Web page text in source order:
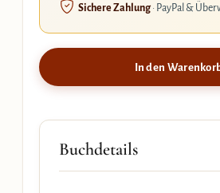
Sichere Zahlung· PayPal &
In den
Buchdetails